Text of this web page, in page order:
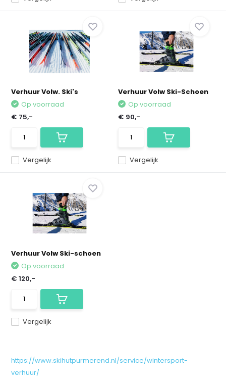
Verhuur Volw. Ski's
Vergelijk
Op voorraad
€ 75,-
Verhuur Volw Ski-Schoen
Vergelijk
Op voorraad
€ 90,-
Verhuur Volw Ski-schoen
Vergelijk
Op voorraad
€ 120,-
https://www.skihutpurmerend.nl/service/wintersport-
verhuur/